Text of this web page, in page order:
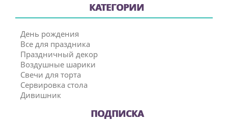
КАТЕГОРИИ
День рождения
Все для праздника
Праздничный декор
Воздушные шарики
Свечи для торта
Сервировка стола
Дивишник
ПОДПИСКА